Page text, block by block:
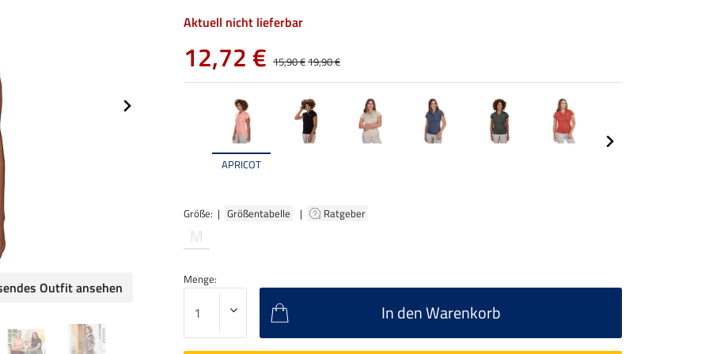
Outfit ansehen
APRICOT
Größe: | Größentabelle | Ratgeber
M
Aktuell nicht lieferbar
12,72 € 15,90 €19,90 €
Menge:
In den Warenkorb